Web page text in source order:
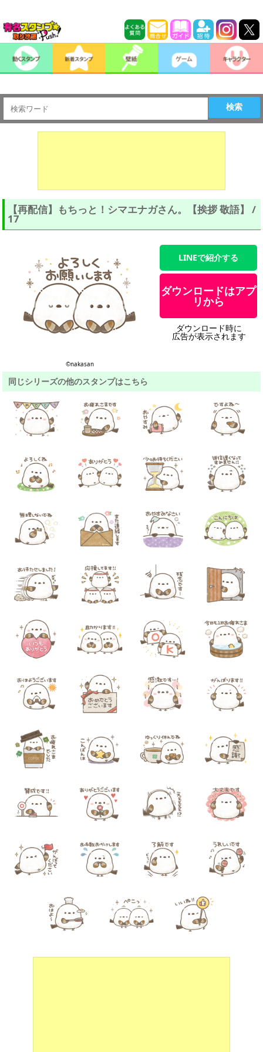
検索
【再配信】もちっと！シマエナガさん。【挨拶 敬語】 /
17
©︎nakasan
LINEで紹介する
ダウンロードはアプ
リから
ダウンロード時に
広告が表示されます
同じシリーズの他のスタンプはこちら